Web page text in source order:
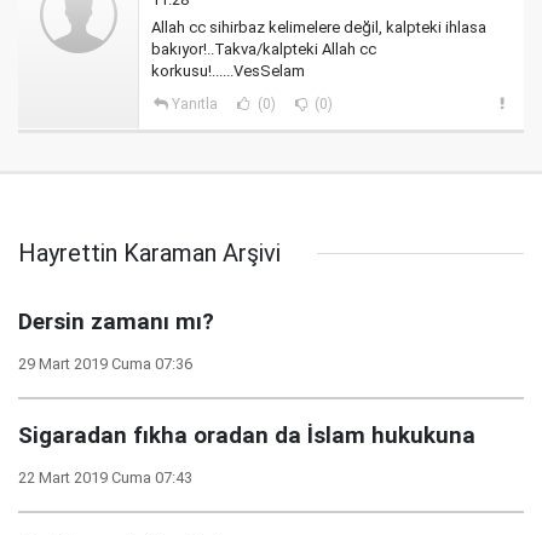
Allah cc sihirbaz kelimelere değil, kalpteki ihlasa
bakıyor!..Takva/kalpteki Allah cc
korkusu!......VesSelam
Yanıtla (0) (0)
Hayrettin Karaman Arşivi
Dersin zamanı mı?
29 Mart 2019 Cuma 07:36
Sigaradan fıkha oradan da İslam hukukuna
22 Mart 2019 Cuma 07:43